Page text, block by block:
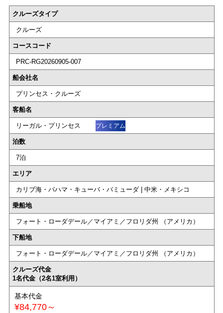
クルーズタイプ
クルーズ
コースコード
PRC-RG20260905-007
船会社名
プリンセス・クルーズ
客船名
リーガル・プリンセス プレミアム
泊数
7泊
エリア
カリブ海・バハマ・キューバ・バミューダ | 中米・メキシコ
乗船地
フォート・ローダデール／マイアミ／フロリダ州 （アメリカ）
下船地
フォート・ローダデール／マイアミ／フロリダ州 （アメリカ）
クルーズ代金
1名代金（2名1室利用）
基本代金
¥84,770～